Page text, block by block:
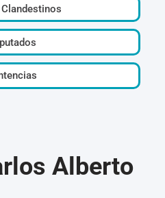
Alberto